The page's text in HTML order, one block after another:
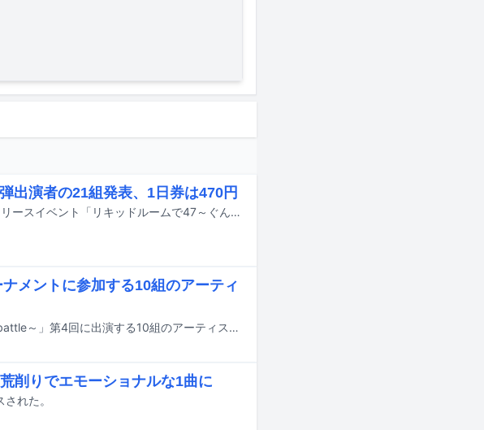
出演者の21組発表、1日券は470円
Nikoんが8月3、4日に東京・LIQUIDROOMで開催するリリースイベント「リキッドルームで47～ぐんゆうかっぽ～」の第1弾出演者が発表された。
メントに参加する10組のアーティ
YouTubeの音楽オーディション番組「音楽深化論 ～the battle～」第4回に出演する10組のアーティストが決定した。
削りでエモーショナルな1曲に
れた。